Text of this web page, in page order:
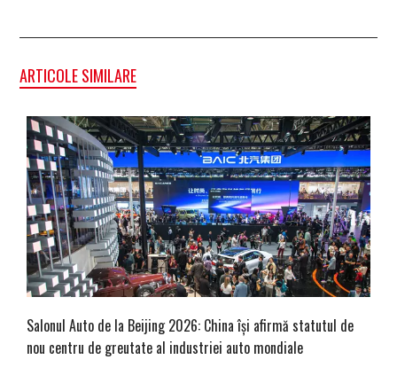
ARTICOLE SIMILARE
Salonul Auto de la Beijing 2026: China își afirmă statutul de
nou centru de greutate al industriei auto mondiale